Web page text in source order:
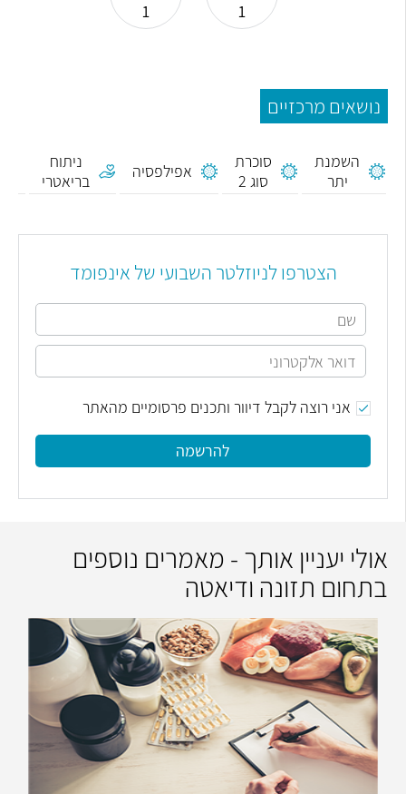
1
1
נושאים מרכזיים
השמנת
יתר
סוכרת
סוג 2
אפילפסיה
ניתוח
בריאטרי
הצטרפו לניוזלטר השבועי של אינפומד
אני רוצה לקבל דיוור ותכנים פרסומיים מהאתר
להרשמה
אולי יעניין אותך - מאמרים נוספים
בתחום תזונה ודיאטה